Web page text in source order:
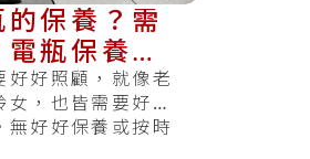
保養？需
瓶保養攻
顧好！
好照顧，就像老
，也皆需要好好
好好保養或按時